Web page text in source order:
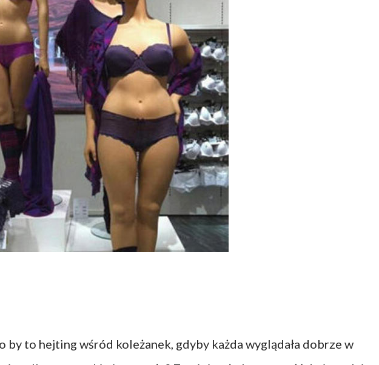
by to hejting wśród koleżanek, gdyby każda wyglądała dobrze w